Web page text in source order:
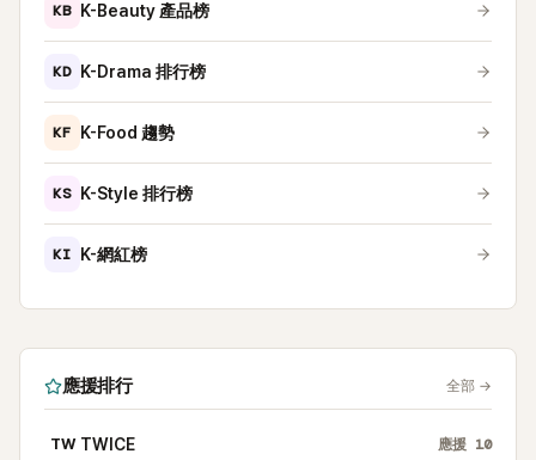
KB K-Beauty 產品榜
KD K-Drama 排行榜
KF K-Food 趨勢
KS K-Style 排行榜
KI K-網紅榜
應援排行 全部 →
TW TWICE 應援 10